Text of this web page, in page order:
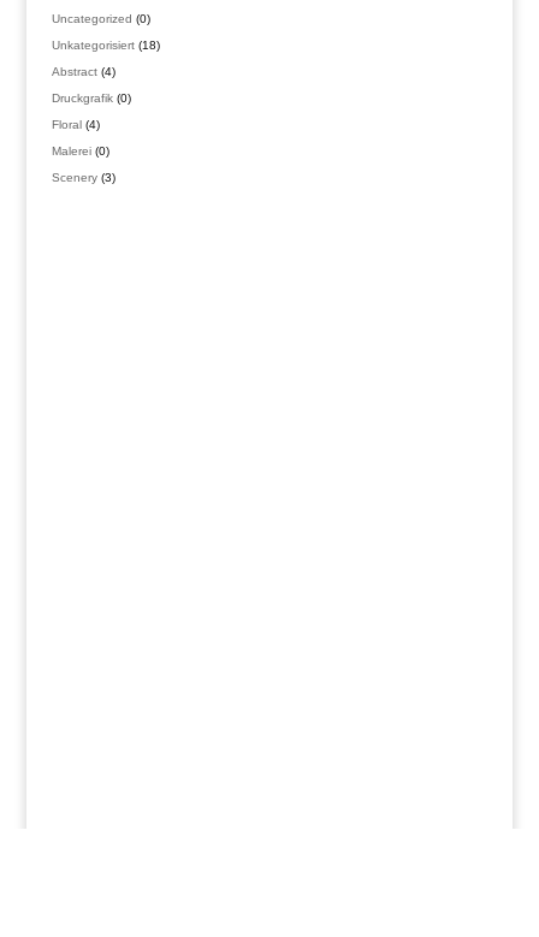
Uncategorized 00
Produkte
Unkategorisiert 1818
Abstract 44
Produkte
Druckgrafik 00
Floral 44
Produkte
Malerei 00
Produkte
Scenery 33